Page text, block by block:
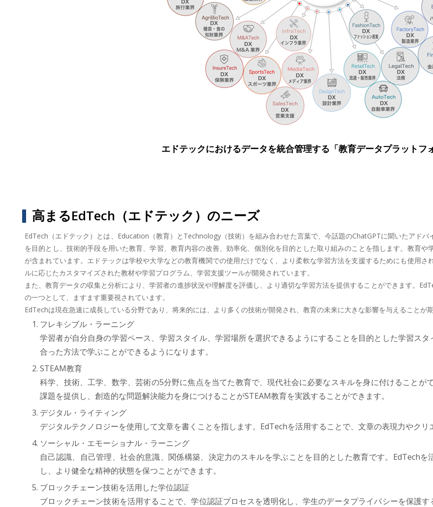
エドテックにおけるデータを統合管理する「教育データプラットフ
高まるEdTech（エドテック）のニーズ
EdTech（エドテック）とは、Education（教育）とTechnology（技術）を組み合わせた言葉で、今話題のChatGPTに聞いたアド
を目的とし、技術的手段を用いた教育、学習、教育内容の改善、効率化、個別化を目的とした取り組みのことを指します。教育
が含まれています。エドテックは学校や大学などの教育機関での使用だけでなく、より柔軟な学習方法を支援するためにも使用
ルに応じたカスタマイズされた教材や学習プログラム、学習支援ツールが開発されています。
また、教育データの収集と分析により、学習者の進捗状況や理解度を評価し、より適切な学習方法を提供することができます。
の一つとして、ますます重要視されています。
EdTechは現在急速に成長している分野であり、将来的には、より多くの技術が開発され、教育の未来に大きな影響を与えることが期
フレキシブル・ラーニング
学習者が自分自身の学習ペース、学習スタイル、学習場所を選択できるようにすることを目的とした学習ス
合った方法で学ぶことができるようになります。
STEAM教育
科学、技術、工学、数学、芸術の5分野に焦点を当てた教育で、現代社会に必要なスキルを身に付けること
課題を提供し、創造的な問題解決能力を身につけることがSTEAM教育を実践することができます。
デジタル・ライティング
デジタルテクノロジーを使用して文章を書くことを指します。EdTechを活用することで、文章の表現力やクリ
ソーシャル・エモーショナル・ラーニング
自己認識、自己管理、社会的意識、関係構築、決定力のスキルを学ぶことを目的とした教育です。EdTech
し、より健全な精神的状態を保つことができます。
ブロックチェーン技術を活用した学位認証
ブロックチェーン技術を活用することで、学位認証プロセスを透明化し、学生のデータプライバシーを保護